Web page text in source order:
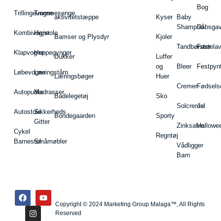
Trillingevogne
Kombivogne
Klapvogne
Løbevogne
Autopuder
Autostole
Cykel
Barnestol
Tremmesenge
Højstole
Hoppegynger
Læringstårn
Madrasser
Sikkerheds
Gitter
Småmøbler
aktivitetstæppe
Bamser og Plysdyr
Dukker
Læringsbøger
Badelegetøj
Bondegaarden
Kyser
Kjoler
Luffer
og
Huer
Sko
Sporty
Regntøj
Baby
Shampoo
Tandbørster
Bleer
Cremer
Solcreme
Zinksalve
Vådligger
Barn
Bog
Jul
Copyright © 2024 Marketing Group Malaga™, All Rights
Reserved